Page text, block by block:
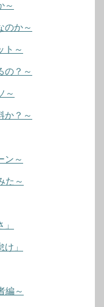
～
のか～
ト～
の？～
～
か？～
ン～
た～
」
編～